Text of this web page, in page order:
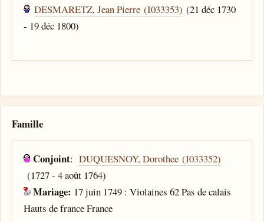
DESMARETZ, Jean Pierre (I033353) (21 déc 1730
- 19 déc 1800)
Famille
Conjoint:DUQUESNOY, Dorothee (I033352)
(1727 - 4 août 1764)
Mariage: 17 juin 1749 : Violaines 62 Pas de calais
Hauts de france France